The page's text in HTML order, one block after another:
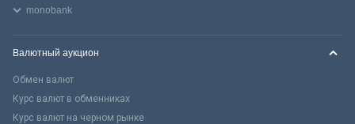
monobank
Валютный аукцион
Обмен валют
Курс валют в обменниках
Курс валют на черном рынке